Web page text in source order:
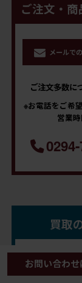
ご注文・
メールで
ご注文多数に
※お電話をご希
営業
買取
フリーダイヤ
0120-
お問い合わ